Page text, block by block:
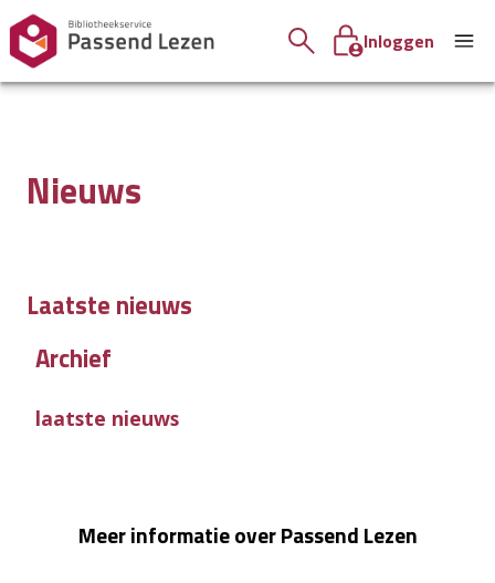
Inloggen
Nieuws
Laatste nieuws
Archief
laatste nieuws
Meer informatie over Passend Lezen